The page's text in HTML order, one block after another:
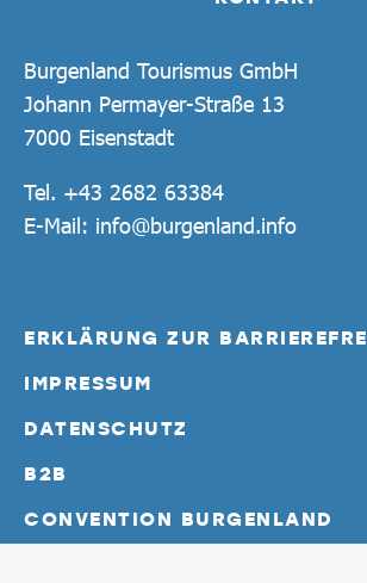
Burgenland Tourismus GmbH
Johann Permayer-Straße 13
7000 Eisenstadt
Tel. +43 2682 63384
E-Mail: info@burgenland.info
ERKLÄRUNG ZUR
IMPRESSUM
DATENSCHUTZ
B2B
CONVENTION BURGENLAND